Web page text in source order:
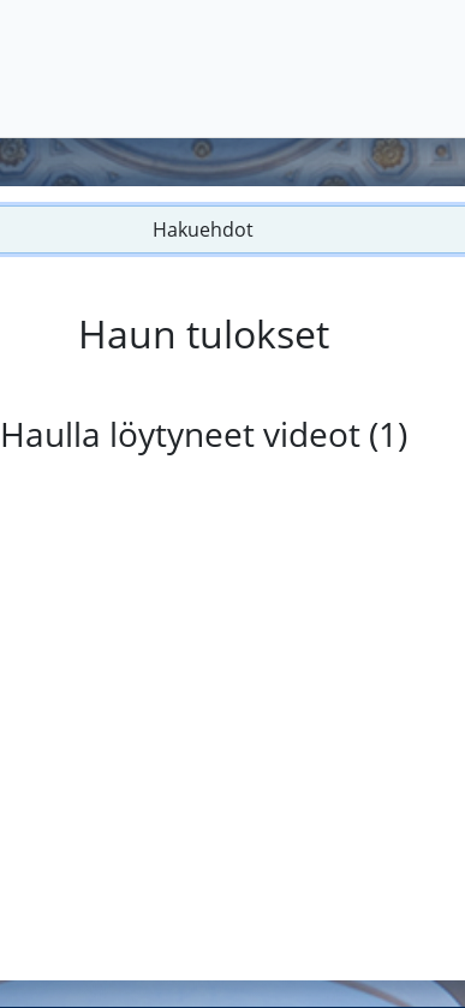
Hakuehdot
Haun tulokset
Haulla löytyneet videot (1)